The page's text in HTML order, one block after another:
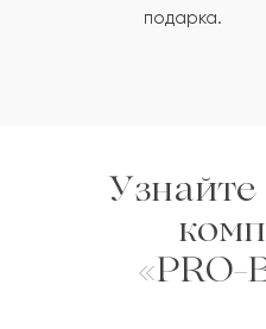
подарка.
«PRO-